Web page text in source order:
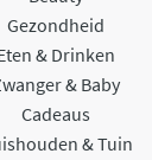
Gezondheid
& Drinken
& Baby
Cadeaus
& Tuin